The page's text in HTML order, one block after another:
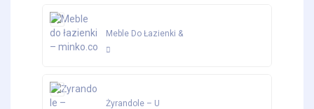
Meble Do Łazienki &
Żyrandole – U